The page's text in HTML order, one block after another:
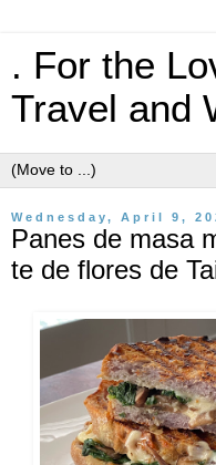
. For the
Travel and
Wednesday, April 9,
Panes de masa
te de flores de